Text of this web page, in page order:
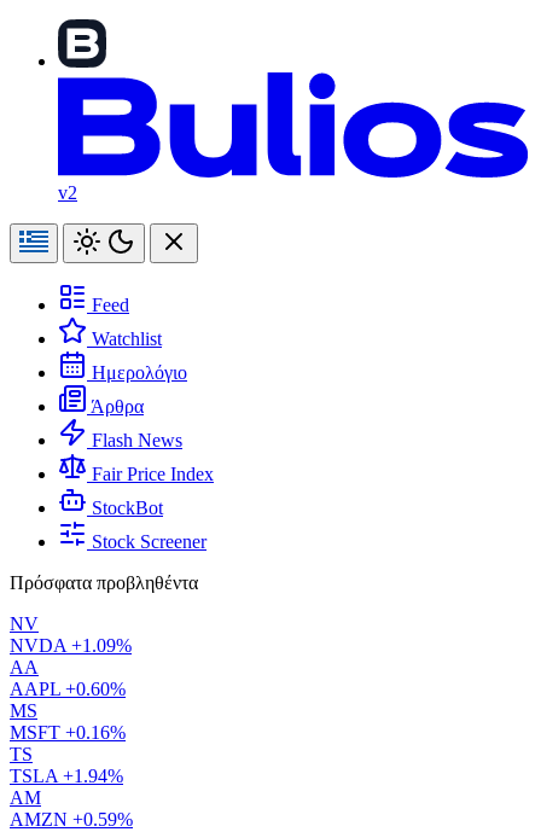
v2
Feed
Watchlist
Ημερολόγιο
Άρθρα
Flash News
Fair Price Index
StockBot
Stock Screener
Πρόσφατα προβληθέντα
NV
NVDA +1.09%
AA
AAPL +0.60%
MS
MSFT +0.16%
TS
TSLA +1.94%
AM
AMZN +0.59%